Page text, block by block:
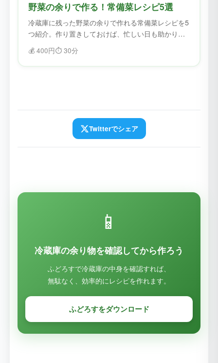
野菜の余りで作る！常備菜レシピ5選
冷蔵庫に残った野菜の余りで作れる常備菜レシピを5
つ紹介。作り置きしておけば、忙しい日も助かりま
💰 400円⏱️ 30分
Twitterでシェア
📱
冷蔵庫の余り物を確認してから作ろう
ふどろすで冷蔵庫の中身を確認すれば、
無駄なく、効率的にレシピを作れます。
ふどろすをダウンロード